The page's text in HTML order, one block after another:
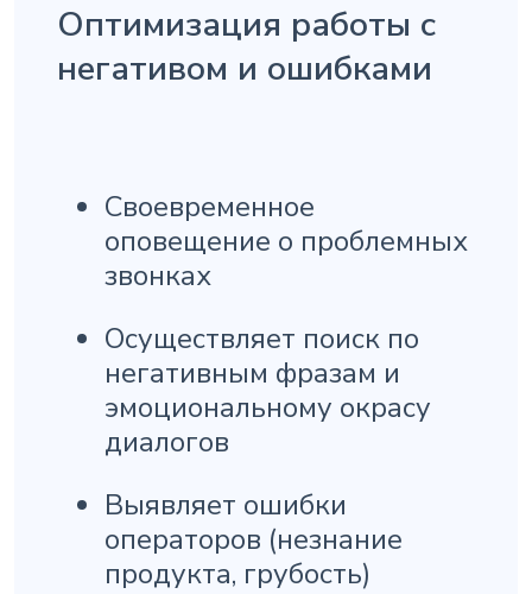
Оптимизация работы с
негативом и ошибками
Своевременное
оповещение о проблемных
звонках
Осуществляет поиск по
негативным фразам и
эмоциональному окрасу
диалогов
Выявляет ошибки
операторов (незнание
продукта, грубость)